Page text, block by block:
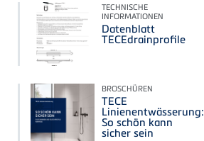
TECHNISCHE
INFORMATIONEN
Datenblatt
TECEdrainprofile
BROSCHÜREN
TECE
Linienentwässerung:
So schön kann
sicher sein